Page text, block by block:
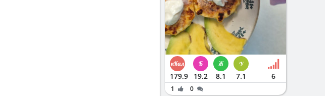
179.9 19.2 8.1 7.1 6
1 0